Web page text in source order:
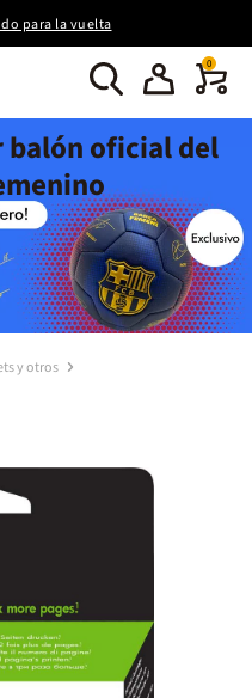
para la vuelta
0
oficial del
y otros